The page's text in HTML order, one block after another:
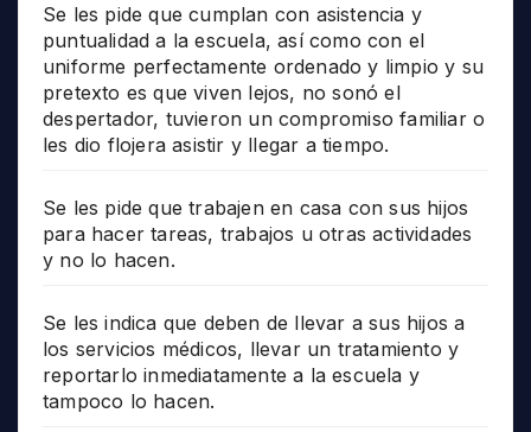
Se les pide que cumplan con asistencia y
puntualidad a la escuela, así como con el
uniforme perfectamente ordenado y limpio y su
pretexto es que viven lejos, no sonó el
despertador, tuvieron un compromiso familiar o
les dio flojera asistir y llegar a tiempo.
Se les pide que trabajen en casa con sus hijos
para hacer tareas, trabajos u otras actividades
y no lo hacen.
Se les indica que deben de llevar a sus hijos a
los servicios médicos, llevar un tratamiento y
reportarlo inmediatamente a la escuela y
tampoco lo hacen.